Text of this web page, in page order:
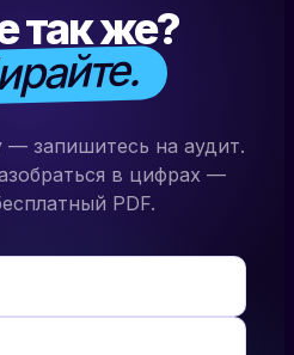
так же?
— запишитесь на аудит.
в цифрах —
PDF.